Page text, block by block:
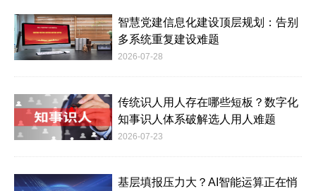
智慧党建信息化建设顶层规划：告别
多系统重复建设难题
2026-07-28
传统识人用人存在哪些短板？数字化
知事识人体系破解选人用人难题
2026-07-23
基层填报压力大？AI智能运算正在悄